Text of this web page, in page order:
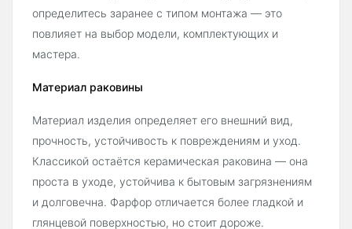
определитесь заранее с типом монтажа — это
повлияет на выбор модели, комплектующих и
мастера.
Материал раковины
Материал изделия определяет его внешний вид,
прочность, устойчивость к повреждениям и уход.
Классикой остаётся керамическая раковина — она
проста в уходе, устойчива к бытовым загрязнениям
и долговечна. Фарфор отличается более гладкой и
глянцевой поверхностью, но стоит дороже.